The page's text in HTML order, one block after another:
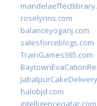
roselynns.com
balanceyoganj.com
salesforceblogs.com
TrainGames365.com
halobjd.com
intelligenceqatar.com